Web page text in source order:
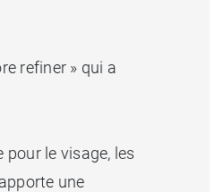
refiner » qui a
le visage, les
une